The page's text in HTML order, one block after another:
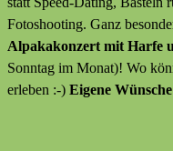
Fotoshooting. Ganz
Alpakakonzert mit Harfe
Sonntag im Monat)! Wo
erleben :-) Eigene